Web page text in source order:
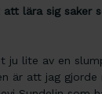
lära sig saker
ju lite av en
är att jag